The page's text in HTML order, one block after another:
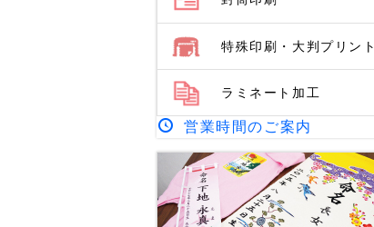
特殊印刷・大判プリント
ラミネート加工
営業時間のご案内